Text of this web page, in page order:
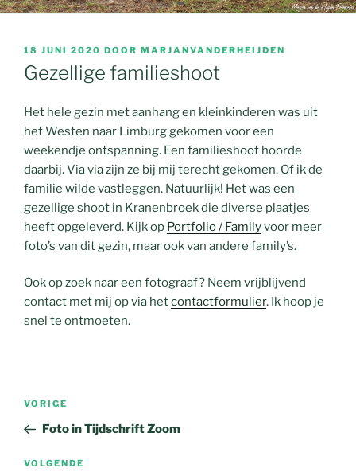
GEPLAATST
OP
18 JUNI 2020 DOOR MARJANVANDERHEIJDEN
Gezellige familieshoot
Het hele gezin met aanhang en kleinkinderen was uit
het Westen naar Limburg gekomen voor een
weekendje ontspanning. Een familieshoot hoorde
daarbij. Via via zijn ze bij mij terecht gekomen. Of ik de
familie wilde vastleggen. Natuurlijk! Het was een
gezellige shoot in Kranenbroek die diverse plaatjes
heeft opgeleverd. Kijk op Portfolio / Familyvoor meer
foto’s van dit gezin, maar ook van andere family’s.
Ook op zoek naar een fotograaf? Neem vrijblijvend
contact met mij op via hetcontactformulier. Ik hoop je
snel te ontmoeten.
Bericht
Vorig
bericht
VORIGE
Foto in Tijdschrift Zoom
Volgend
VOLGENDE